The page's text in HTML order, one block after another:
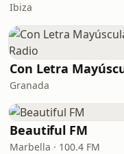
Ibiza
Granada
Beautiful FM
Marbella · 100.4 FM